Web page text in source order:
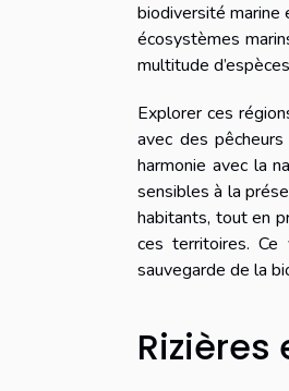
biodiversité marine
écosystèmes
multitude
Explorer ces
avec des
harmonie avec la
sensibles à la
habitants, tout en
ces territoires. Ce
sauvegarde de la